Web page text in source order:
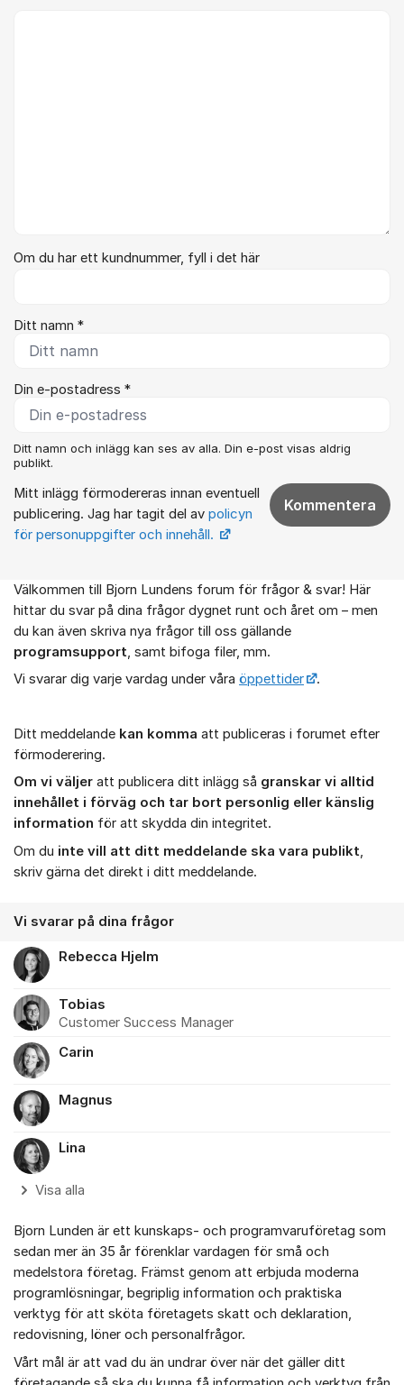
Om du har ett kundnummer, fyll i det här
Ditt namn *
Din e-postadress *
Ditt namn och inlägg kan ses av alla. Din e-post visas aldrig
publikt.
Mitt inlägg förmodereras innan eventuell
publicering. Jag har tagit del av policyn
för personuppgifter och innehåll.
Kommentera
Om forumet
Välkommen till Bjorn Lundens forum för frågor & svar! Här
hittar du svar på dina frågor dygnet runt och året om – men
du kan även skriva nya frågor till oss gällande
programsupport , samt bifoga filer, mm.
Vi svarar dig varje vardag under våra öppettider .
Ditt meddelande kan komma att publiceras i forumet efter
förmoderering.
Om vi väljer att publicera ditt inlägg så granskar vi alltid
innehållet i förväg och tar bort personlig eller känslig
information för att skydda din integritet.
Om du inte vill att ditt meddelande ska vara publikt,
skriv gärna det direkt i ditt meddelande.
Vi svarar på dina frågor
Rebecca Hjelm
Tobias
Customer Success Manager
Carin
Magnus
Lina
Visa alla
Bjorn Lunden är ett kunskaps- och programvaruföretag som
sedan mer än 35 år förenklar vardagen för små och
medelstora företag. Främst genom att erbjuda moderna
programlösningar, begriplig information och praktiska
verktyg för att sköta företagets skatt och deklaration,
redovisning, löner och personalfrågor.
Vårt mål är att vad du än undrar över när det gäller ditt